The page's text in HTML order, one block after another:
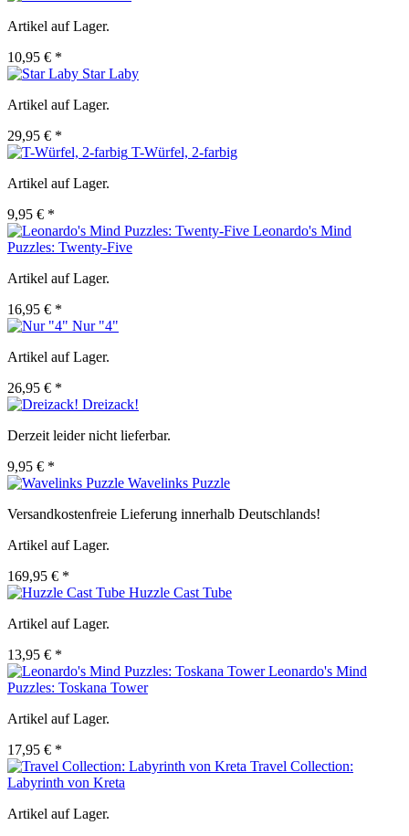
Artikel auf Lager.
10,95 € *
Star Laby
Artikel auf Lager.
29,95 € *
T-Würfel, 2-farbig
Artikel auf Lager.
9,95 € *
Leonardo's Mind
Puzzles: Twenty-Five
Artikel auf Lager.
16,95 € *
Nur "4"
Artikel auf Lager.
26,95 € *
Dreizack!
Derzeit leider nicht lieferbar.
9,95 € *
Wavelinks Puzzle
Versandkostenfreie Lieferung innerhalb Deutschlands!
Artikel auf Lager.
169,95 € *
Huzzle Cast Tube
Artikel auf Lager.
13,95 € *
Leonardo's Mind
Puzzles: Toskana Tower
Artikel auf Lager.
17,95 € *
Travel Collection:
Labyrinth von Kreta
Artikel auf Lager.